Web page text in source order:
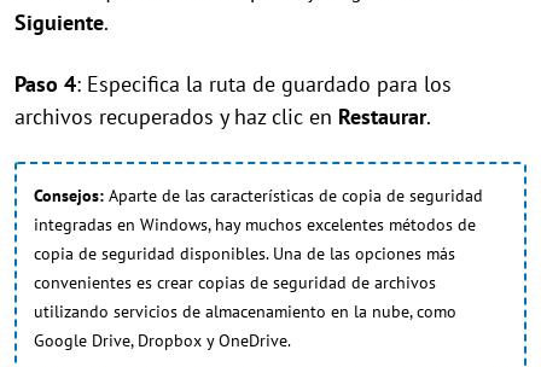
Siguiente.
Paso 4: Especifica la ruta de guardado para los
archivos recuperados y haz clic en Restaurar.
Consejos: Aparte de las características de copia de seguridad
integradas en Windows, hay muchos excelentes métodos de
copia de seguridad disponibles. Una de las opciones más
convenientes es crear copias de seguridad de archivos
utilizando servicios de almacenamiento en la nube, como
Google Drive, Dropbox y OneDrive.